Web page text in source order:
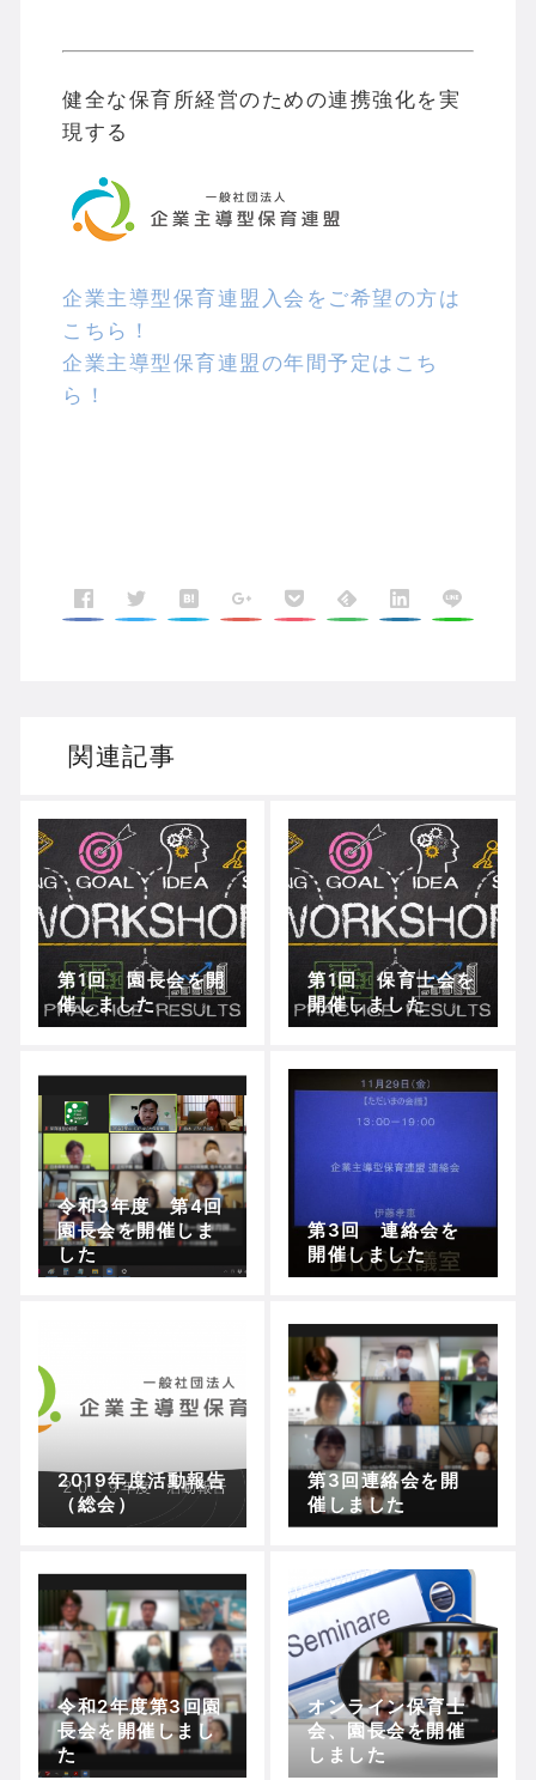
健全な保育所経営のための連携強化を実
現する
企業主導型保育連盟入会をご希望の方は
こちら！
企業主導型保育連盟の年間予定はこち
ら！
関連記事
第1回 園長会を開
催しました
第1回 保育士会を
開催しました
令和3年度 第4回
園長会を開催しま
した
第3回 連絡会を
開催しました
2019年度活動報告
（総会）
第3回連絡会を開
催しました
令和2年度第3回園
長会を開催しまし
た
オンライン保育士
会、園長会を開催
しました